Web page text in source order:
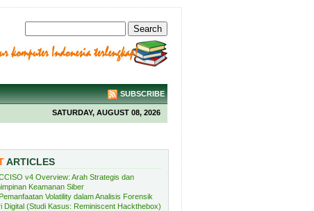
SUBSCRIBE
SATURDAY, AUGUST 08, 2026
ARTICLES
v4 Overview: Arah Strategis dan
Keamanan Siber
Pemanfaatan Volatility dalam Analisis Forensik
Digital (Studi Kasus: Reminiscent Hackthebox)